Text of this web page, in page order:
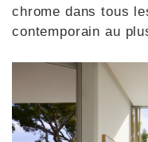
chrome dans tous
contemporain au